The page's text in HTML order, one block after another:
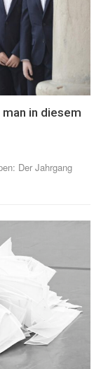
in diesem
Der Jahrgang